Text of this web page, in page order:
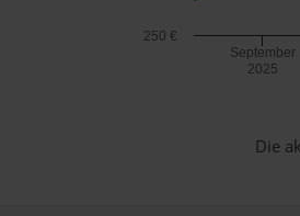
September
2025
250 €
Die